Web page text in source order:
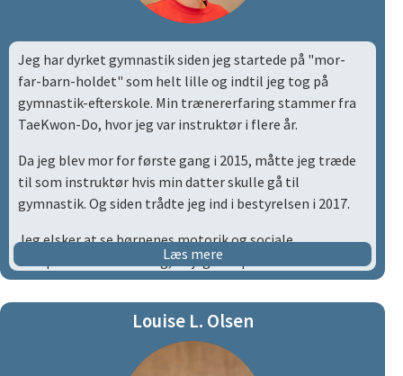
Jeg har dyrket gymnastik siden jeg startede på "mor-
far-barn-holdet" som helt lille og indtil jeg tog på
gymnastik-efterskole. Min trænererfaring stammer fra
TaeKwon-Do, hvor jeg var instruktør i flere år.
Da jeg blev mor for første gang i 2015, måtte jeg træde
til som instruktør hvis min datter skulle gå til
gymnastik. Og siden trådte jeg ind i bestyrelsen i 2017.
Jeg elsker at se børnenes motorik og sociale
kompetencer udvikle sig, da jeg tror på at det er sådan vi
alle bliver bedre mennesker.
Jeg blev valgt som formand i Nuuk Gymnastik i 2020 og
Læs mere
Louise L. Olsen